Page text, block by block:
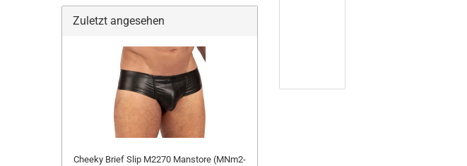
Zuletzt angesehen
Cheeky Brief Slip M2270 Manstore (MNm2-